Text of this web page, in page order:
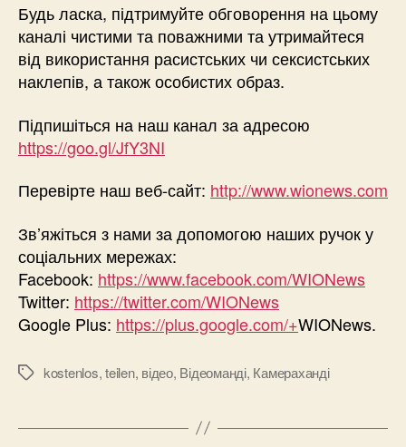
Будь ласка, підтримуйте обговорення на цьому
каналі чистими та поважними та утримайтеся
від використання расистських чи сексистських
наклепів, а також особистих образ.
Підпишіться на наш канал за адресою
https://goo.gl/JfY3NI
Перевірте наш веб-сайт: http://www.wionews.com
Зв’яжіться з нами за допомогою наших ручок у
соціальних мережах:
Facebook: https://www.facebook.com/WIONews
Twitter: https://twitter.com/WIONews
Google Plus: https://plus.google.com/+WIONews.
Позначки
kostenlos,teilen, відео, Відеоманді, Камераханді